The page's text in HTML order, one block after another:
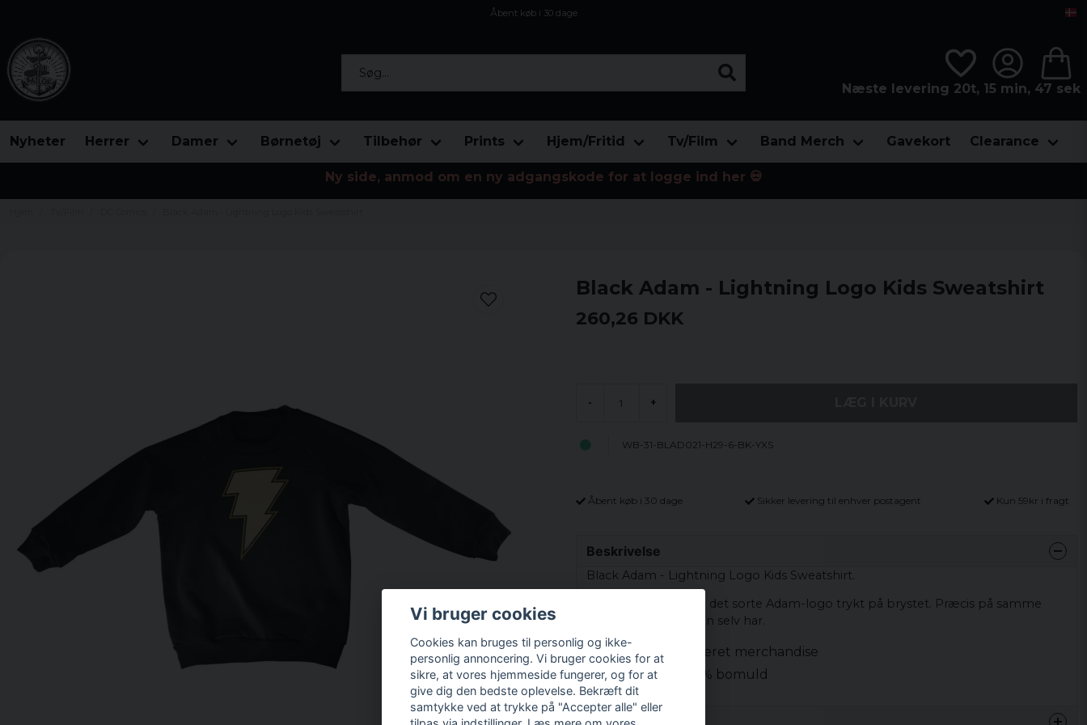
Åbent køb i 30 dage
Næste levering 20t, 15 min, 47 sek
Nyheter Herrer Damer Børnetøj Tilbehør Prints Hjem/Fritid Tv/Film Band Merch Gavekort Clearance
Ny side, anmod om en ny adgangskode for at logge ind her 💀
Black Adam - Lightning Logo Kids Sweatshirt
260,26 DKK
- +
WB-31-BLAD021-H29-6-BK-YXS
Åbent køb i 30 dage Sikker levering til enhver postagent Kun 59kr i fragt
Beskrivelse
Black Adam - Lightning Logo Kids Sweatshirt.
Sort sweatshirt med det sorte Adam-logo trykt på brystet. Præcis på samme
måde som antihelten selv har.
Officielt licenseret merchandise
Materiale: 100% bomuld
Vi bruger cookies
Cookies kan bruges til personlig og ikke-
personlig annoncering. Vi bruger cookies for at
sikre, at vores hjemmeside fungerer, og for at
give dig den bedste oplevelse. Bekræft dit
samtykke ved at trykke på "Accepter alle" eller